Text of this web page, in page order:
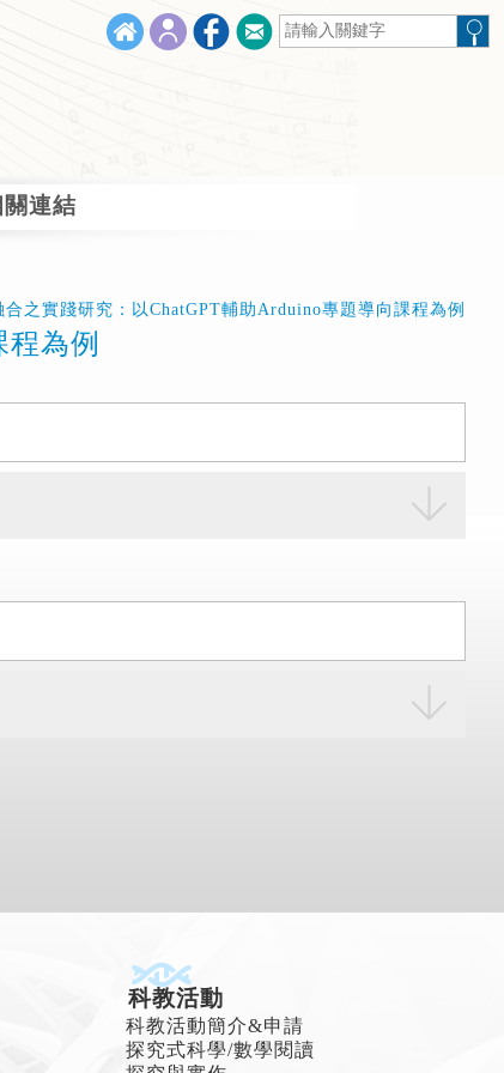
關連結
之實踐研究：以ChatGPT輔助Arduino專題導向課程為例
為例
科教活動
科教活動簡介&申請
探究式科學/數學閱讀